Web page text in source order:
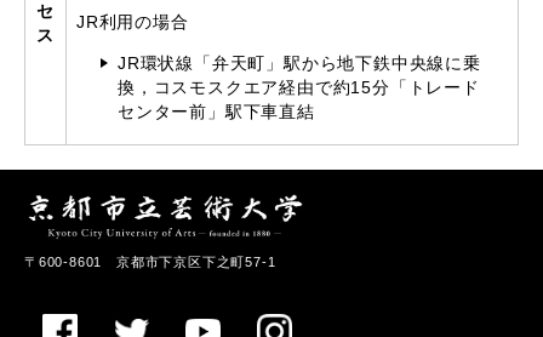
セ
ス
JR利用の場合
JR環状線「弁天町」駅から地下鉄中央線に乗
換，コスモスクエア経由で約15分「トレード
センター前」駅下車直結
〒600-8601 京都市下京区下之町57-1